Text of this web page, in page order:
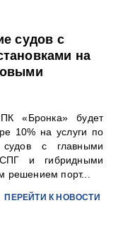
судов с
на
«Бронка» будет
10% на услуги по
судов с главными
и гибридными
решением порт...
ПЕРЕЙТИ К НОВОСТИ